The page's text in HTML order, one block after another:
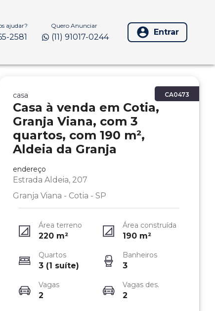
ajudar?
2581
Quero Anunciar
(11) 91017-0244 Entrar
CA0473
casa
Casa à venda em Cotia,
Granja Viana, com 3
quartos, com 190 m²,
Aldeia da Granja
endereço
Estrada Aldeia, 207
Granja Viana - Cotia - SP
Área terreno
220m²
Área construída
190 m²
Quartos
3 (1 suíte)
Banheiros
3
Vagas
2
Vagas des.
2